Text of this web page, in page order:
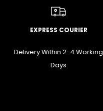
EXPRESS COURIER
Delivery Within 2-4 Working
Days